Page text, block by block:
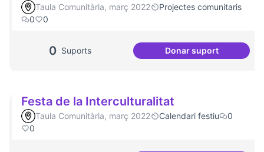
Taula Comunitària, març 2022
Projectes comunitaris
0
0
0 Suports Donar suportMés voluntariat
Festa de la Interculturalitat
Taula Comunitària, març 2022 Calendari festiu
0
0